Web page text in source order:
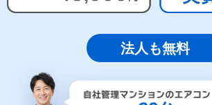
法人も無料